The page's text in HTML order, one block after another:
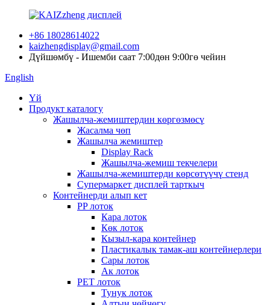
+86 18028614022
kaizhengdisplay@gmail.com
Дүйшөмбү - Ишемби саат 7:00дөн 9:00гө чейин
English
Үй
Продукт каталогу
Жашылча-жемиштердин көргөзмөсү
Жасалма чөп
Жашылча жемиштер
Display Rack
Жашылча-жемиш текчелери
Жашылча-жемиштерди көрсөтүүчү стенд
Супермаркет дисплей тарткыч
Контейнерди алып кет
PP лоток
Кара лоток
Көк лоток
Кызыл-кара контейнер
Пластикалык тамак-аш контейнерлери
Сары лоток
Ак лоток
PET лоток
Тунук лоток